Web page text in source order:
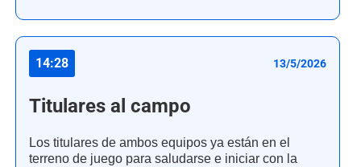
14:28 13/5/2026
Titulares al campo
Los titulares de ambos equipos ya están en el
terreno de juego para saludarse e iniciar con la